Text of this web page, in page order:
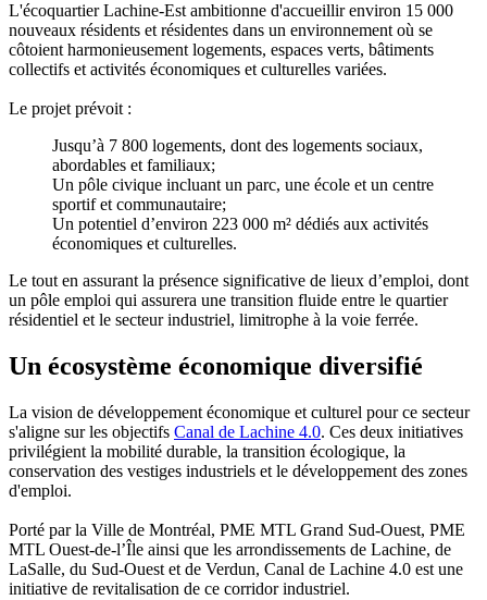
L'écoquartier Lachine-Est ambitionne d'accueillir environ 15 000
nouveaux résidents et résidentes dans un environnement où se
côtoient harmonieusement logements, espaces verts, bâtiments
collectifs et activités économiques et culturelles variées.
Le projet prévoit :
Jusqu’à 7 800 logements, dont des logements sociaux,
abordables et familiaux;
Un pôle civique incluant un parc, une école et un centre
sportif et communautaire;
Un potentiel d’environ 223 000 m² dédiés aux activités
économiques et culturelles.
Le tout en assurant la présence significative de lieux d’emploi, dont
un pôle emploi qui assurera une transition fluide entre le quartier
résidentiel et le secteur industriel, limitrophe à la voie ferrée.
Un écosystème économique diversifié
La vision de développement économique et culturel pour ce secteur
s'aligne sur les objectifs Canal de Lachine 4.0. Ces deux initiatives
privilégient la mobilité durable, la transition écologique, la
conservation des vestiges industriels et le développement des zones
d'emploi.
Porté par la Ville de Montréal, PME MTL Grand Sud-Ouest, PME
MTL Ouest-de-l’Île ainsi que les arrondissements de Lachine, de
LaSalle, du Sud-Ouest et de Verdun, Canal de Lachine 4.0 est une
initiative de revitalisation de ce corridor industriel.